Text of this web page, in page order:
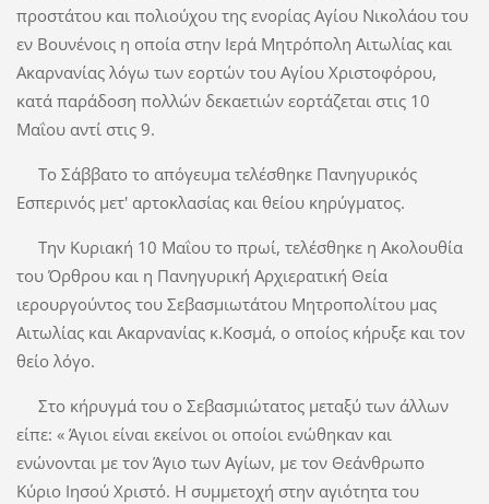
προστάτου και πολιούχου της ενορίας Αγίου Νικολάου του
εν Βουνένοις η οποία στην Ιερά Μητρόπολη Αιτωλίας και
Ακαρνανίας λόγω των εορτών του Αγίου Χριστοφόρου,
κατά παράδοση πολλών δεκαετιών εορτάζεται στις 10
Μαΐου αντί στις 9.
Το Σάββατο το απόγευμα τελέσθηκε Πανηγυρικός
Εσπερινός μετ' αρτοκλασίας και θείου κηρύγματος.
Την Κυριακή 10 Μαΐου το πρωί, τελέσθηκε η Ακολουθία
του Όρθρου και η Πανηγυρική Αρχιερατική Θεία
ιερουργούντος του Σεβασμιωτάτου Μητροπολίτου μας
Αιτωλίας και Ακαρνανίας κ.Κοσμά, ο οποίος κήρυξε και τον
θείο λόγο.
Στο κήρυγμά του ο Σεβασμιώτατος μεταξύ των άλλων
είπε: « Άγιοι είναι εκείνοι οι οποίοι ενώθηκαν και
ενώνονται με τον Άγιο των Αγίων, με τον Θεάνθρωπο
Κύριο Ιησού Χριστό. Η συμμετοχή στην αγιότητα του